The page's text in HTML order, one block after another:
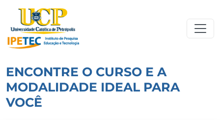
ENCONTRE O CURSO E A
MODALIDADE IDEAL PARA
VOCÊ